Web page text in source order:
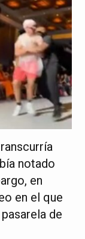
notado
en
en el que
de